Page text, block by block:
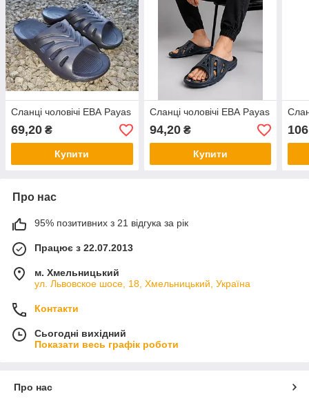
Сланці чоловічі ЕВА Payas
69,20 ₴
Купити
Сланці чоловічі ЕВА Payas
94,20₴
Купити
Про нас
95% позитивних з 21 відгука за рік
Працює з 22.07.2013
м. Хмельницький
ул. Львовское шосе, 18, Хмельницький, Україна
Контакти
Сьогодні вихідний
Показати весь графік роботи
Про нас